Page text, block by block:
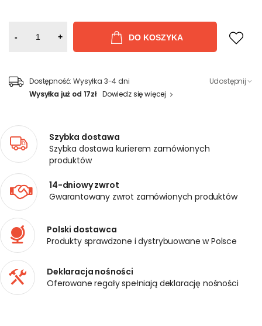
- + DO KOSZYKA
Dostępność: Wysyłka 3-4 dni
Wysyłka już od 17zł Dowiedz się więcej
Udostępnij
Szybka dostawa
Szybka dostawa kurierem zamówionych
produktów
14-dniowy zwrot
Gwarantowany zwrot zamówionych produktów
Polski dostawca
Produkty sprawdzone i dystrybuowane w Polsce
Deklaracja nośności
Oferowane regały spełniają deklarację nośności